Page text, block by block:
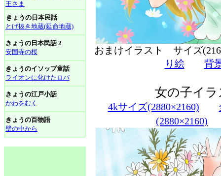
王さま
きょうの日本民話
とげ抜き地蔵(延命地蔵)
きょうの日本民話 2
安国寺の桜
きょうのイソップ童話
ライオンに化けたロバ
きょうの江戸小話
かわをむく
きょうの百物語
壁の中から
おまけイラスト サイズ
り絵
背
女の子イ
4kサイズ(2880×2160)
(2880×2160)